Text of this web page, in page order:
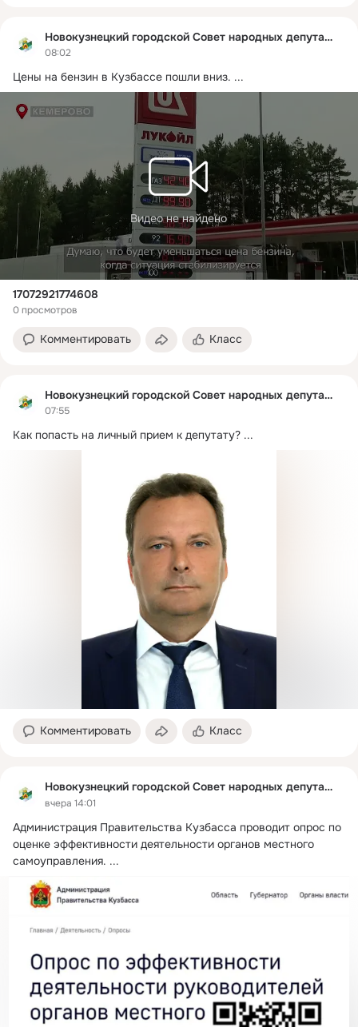
Новокузнецкий городской Совет народных депутатов
08:02
Цены на бензин в Кузбассе пошли вниз. ...
Видео не найдено
17072921774608
0 просмотров
Комментировать Класс
Новокузнецкий городской Совет народных депутатов
07:55
Как попасть на личный прием к депутату? ...
Комментировать Класс
Новокузнецкий городской Совет народных депутатов
вчера 14:01
Администрация Правительства Кузбасса проводит опрос по
оценке эффективности деятельности органов местного
самоуправления. ...